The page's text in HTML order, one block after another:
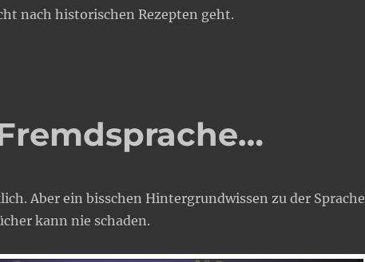
nach historischen Rezepten geht.
Aber ein bisschen Hintergrundwissen zu der Sprache
kann nie schaden.